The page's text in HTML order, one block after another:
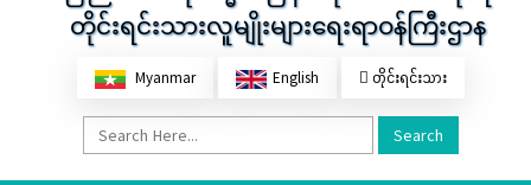
တိုင်းရင်းသားလူမျိုးများရေးရာဝန်ကြီးဌာန
Myanmar English တိုင်းရင်းသား
Search